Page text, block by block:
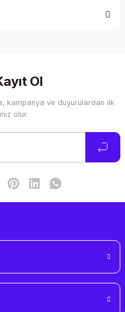
ederiz.
görüntülenemiyor.
Ol
kampanya ve duyurulardan ilk
olur.